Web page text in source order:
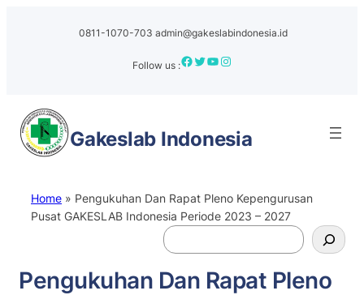
0811-1070-703 admin@gakeslabindonesia.id
Follow us :Facebook Twitter YouTube Instagram
Gakeslab Indonesia
Home » Pengukuhan Dan Rapat Pleno Kepengurusan
Pusat GAKESLAB Indonesia Periode 2023 – 2027
S
e
a
r
Pengukuhan Dan Rapat Pleno